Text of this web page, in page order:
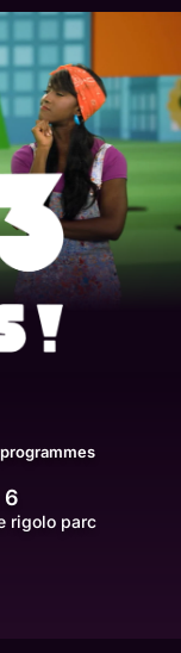
6
rigolo parc